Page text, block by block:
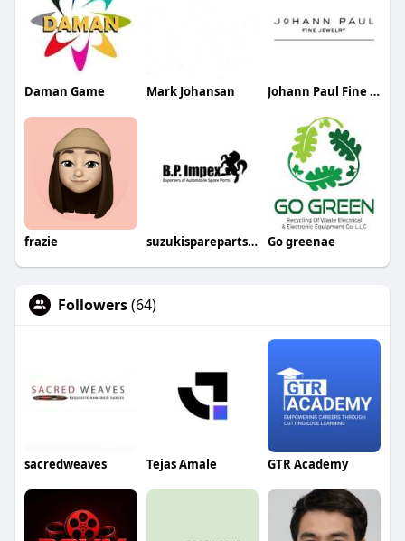
Daman Game Mark Johansan Johann Paul Fine Jewelry
frazie suzukisparepartsin Go greenae
Followers(64)
sacredweaves Tejas Amale GTR Academy